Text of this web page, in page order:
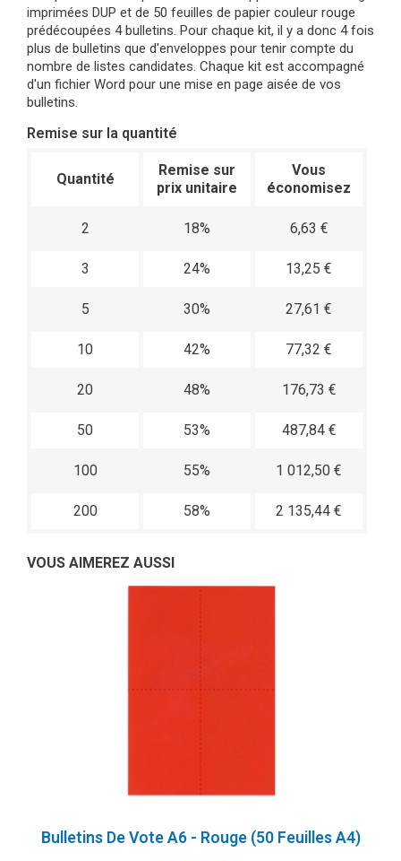
imprimées DUP et de 50 feuilles de papier couleur rouge
prédécoupées 4 bulletins. Pour chaque kit, il y a donc 4 fois
plus de bulletins que d'enveloppes pour tenir compte du
nombre de listes candidates. Chaque kit est accompagné
d'un fichier Word pour une mise en page aisée de vos
bulletins.
Remise sur la quantité
Quantité
Remise sur
prix unitaire
Vous
économisez
2 18% 6,63 €
3 24% 13,25 €
5 30% 27,61 €
10 42% 77,32 €
20 48% 176,73 €
50 53% 487,84 €
100 55% 1 012,50 €
200 58% 2 135,44 €
VOUS AIMEREZ AUSSI
Bulletins De Vote A6 - Rouge (50 Feuilles A4)